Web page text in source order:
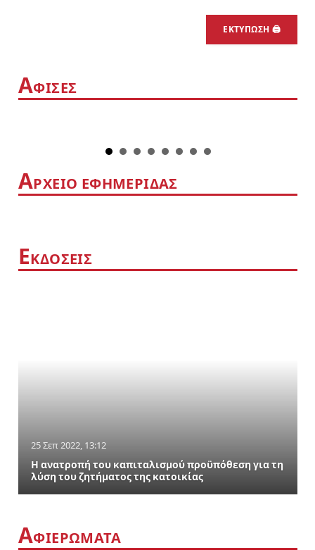
ΕΚΤΥΠΩΣΗ 🖨
ΑΦΙΣΕΣ
ΑΡΧΕΙΟ ΕΦΗΜΕΡΙΔΑΣ
ΕΚΔΟΣΕΙΣ
25 Σεπ 2022, 13:12
Η ανατροπή του καπιταλισμού προϋπόθεση για τη
λύση του ζητήματος της κατοικίας
ΑΦΙΕΡΩΜΑΤΑ